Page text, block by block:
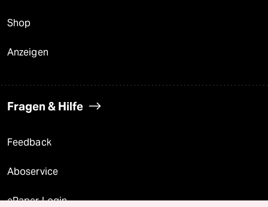
Shop
Anzeigen
Fragen & Hilfe
Feedback
Aboservice
ePaper Login